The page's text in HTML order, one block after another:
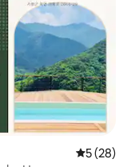
5 (28)